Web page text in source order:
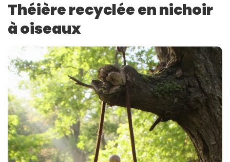
Théière recyclée en nichoir
à oiseaux